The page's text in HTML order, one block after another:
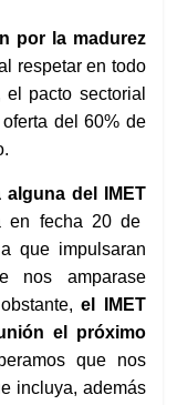
por la madurez
respetar en todo
pacto sectorial
del 60% de
alguna del IMET
en fecha 20 de
que impulsaran
nos amparase
el IMET
el próximo
que nos
incluya, además